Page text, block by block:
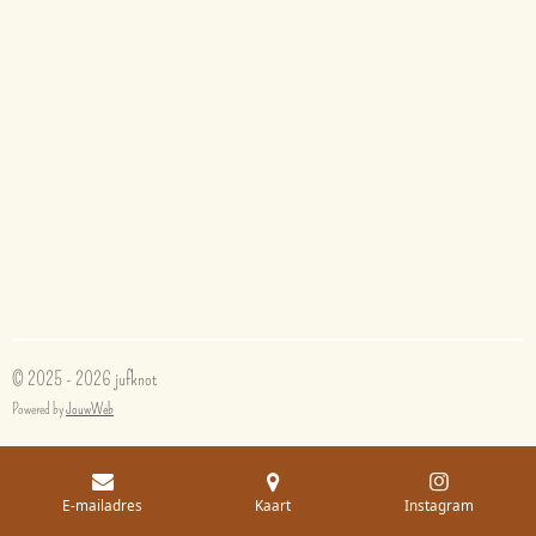
© 2025 - 2026 jufknot
Powered byJouwWeb
E-mailadres Kaart Instagram